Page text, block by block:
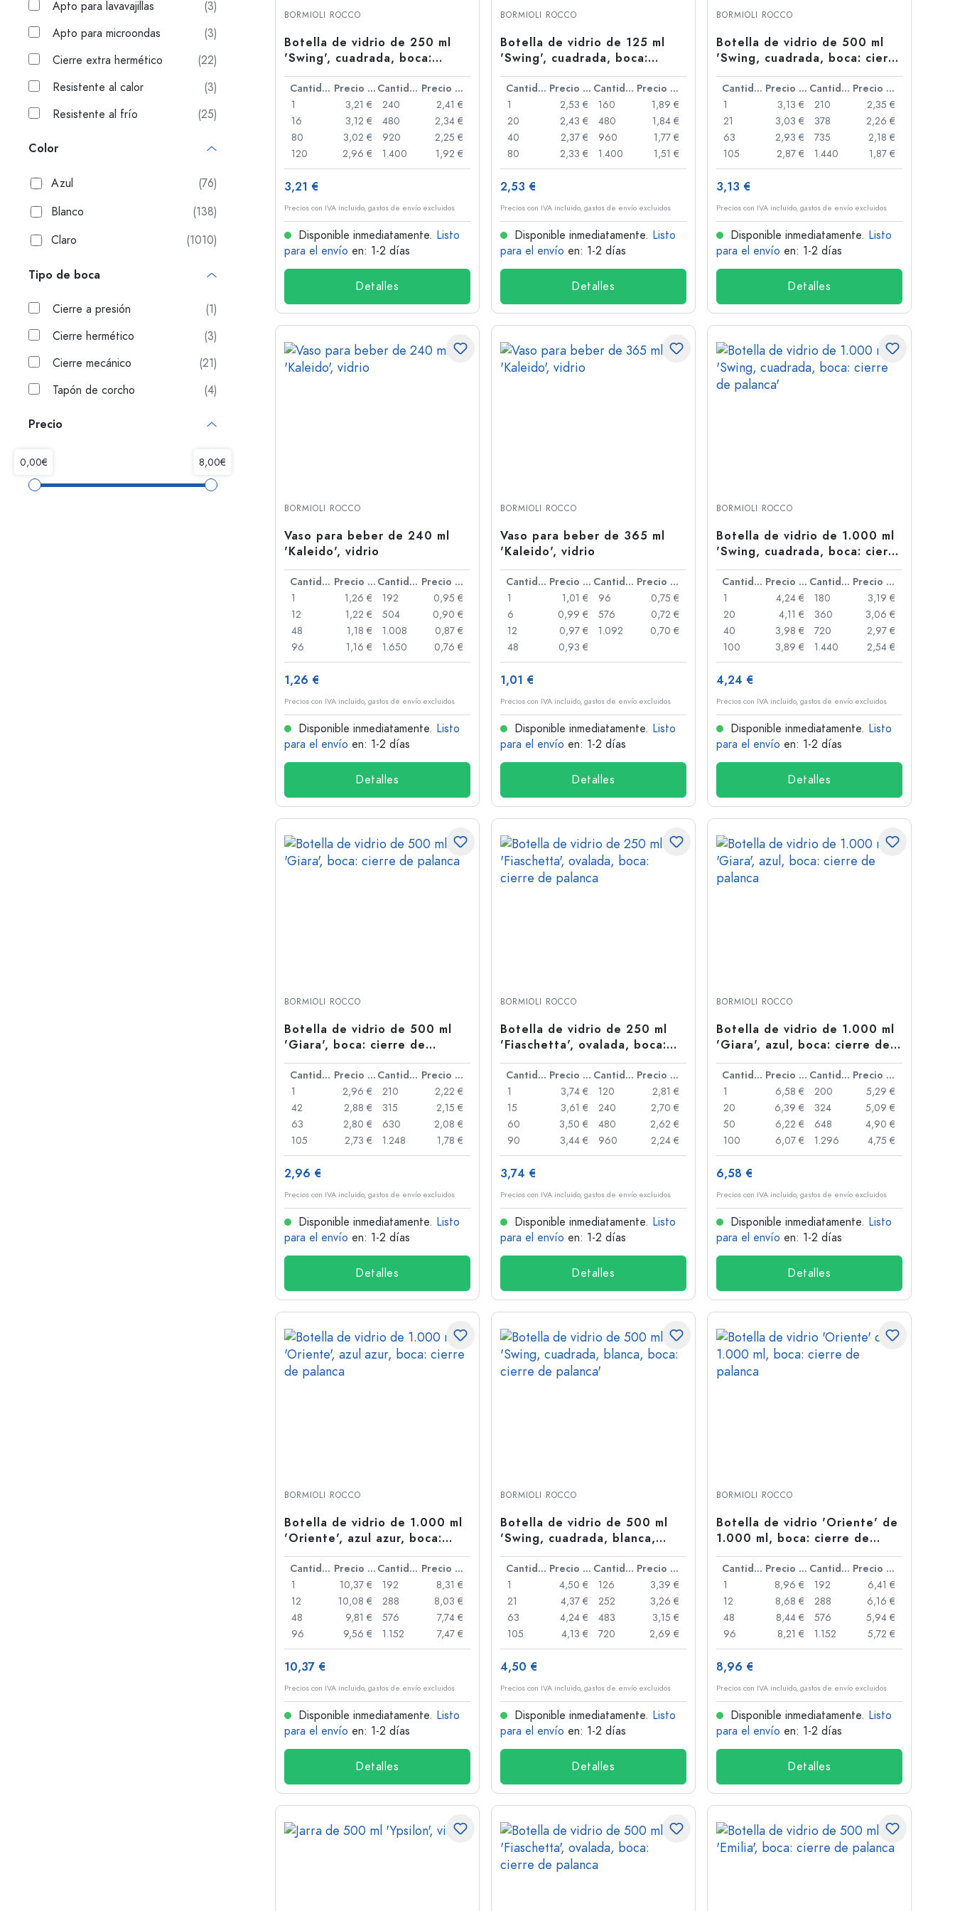
Botellas con asa
Botellas poligonales
Botellas de cuello ancho
Botellas según el material
Botellas de plástico
Botellas de gres
Botellas de aluminio
Apto para lavavajillas
(3)
Apto para microondas
(3)
Cierre extra hermético
(22)
Resistente al calor
(3)
Resistente al frío
(25)
Color
Azul
(76)
Blanco
(138)
Claro
(1010)
Tipo de boca
Cierre a presión
(1)
Cierre hermético
(3)
Cierre mecánico
(21)
Tapón de corcho
(4)
Precio
BORMIOLI ROCCO
Botella de vidrio de 250 ml
'Swing', cuadrada, boca:
cierre de palanca
Cantidad Precio por unidad Cantidad
Precio por unidad
1
3,21 €
16
3,12 €
80
3,02 €
120
2,96 €
240
2,41 €
480
2,34 €
920
2,25 €
1.400
1,92 €
3,21 €
Precios con IVA incluido, gastos de envío excluidos
Disponible inmediatamente. Listo
para el envío en: 1-2 días
Detalles
BORMIOLI ROCCO
Botella de vidrio de 125 ml
'Swing', cuadrada, boca:
cierre de palanca
Cantidad Precio por unidad Cantidad
Precio por unidad
1
2,53 €
20
2,43 €
40
2,37 €
80
2,33 €
160
1,89 €
480
1,84 €
960
1,77 €
1.400
1,51 €
2,53 €
Precios con IVA incluido, gastos de envío excluidos
Disponible inmediatamente. Listo
para el envío en: 1-2 días
Detalles
BORMIOLI ROCCO
Botella de vidrio de 500 ml
'Swing, cuadrada, boca: cierre
de palanca'
Cantidad Precio por unidad Cantidad
Precio por unidad
1
3,13 €
21
3,03 €
63
2,93 €
105
2,87 €
210
2,35 €
378
2,26 €
735
2,18 €
1.440
1,87 €
3,13 €
Precios con IVA incluido, gastos de envío excluidos
Disponible inmediatamente. Listo
para el envío en: 1-2 días
Detalles
BORMIOLI ROCCO
Vaso para beber de 240 ml
'Kaleido', vidrio
Cantidad Precio por unidad Cantidad
Precio por unidad
1
1,26 €
12
1,22 €
48
1,18 €
96
1,16 €
192
0,95 €
504
0,90 €
1.008
0,87 €
1.650
0,76 €
1,26 €
Precios con IVA incluido, gastos de envío excluidos
Disponible inmediatamente. Listo
para el envío en: 1-2 días
Detalles
BORMIOLI ROCCO
Vaso para beber de 365 ml
'Kaleido', vidrio
Cantidad Precio por unidad Cantidad
Precio por unidad
1
1,01 €
6
0,99 €
12
0,97 €
48
0,93 €
96
0,75 €
576
0,72 €
1.092
0,70 €
1,01 €
Precios con IVA incluido, gastos de envío excluidos
Disponible inmediatamente. Listo
para el envío en: 1-2 días
Detalles
BORMIOLI ROCCO
Botella de vidrio de 1.000 ml
'Swing, cuadrada, boca: cierre
de palanca'
Cantidad Precio por unidad Cantidad
Precio por unidad
1
4,24 €
20
4,11 €
40
3,98 €
100
3,89 €
180
3,19 €
360
3,06 €
720
2,97 €
1.440
2,54 €
4,24 €
Precios con IVA incluido, gastos de envío excluidos
Disponible inmediatamente. Listo
para el envío en: 1-2 días
Detalles
BORMIOLI ROCCO
Botella de vidrio de 500 ml
'Giara', boca: cierre de
palanca
Cantidad Precio por unidad Cantidad
Precio por unidad
1
2,96 €
42
2,88 €
63
2,80 €
105
2,73 €
210
2,22 €
315
2,15 €
630
2,08 €
1.248
1,78 €
2,96 €
Precios con IVA incluido, gastos de envío excluidos
Disponible inmediatamente. Listo
para el envío en: 1-2 días
Detalles
BORMIOLI ROCCO
Botella de vidrio de 250 ml
'Fiaschetta', ovalada, boca:
cierre de palanca
Cantidad Precio por unidad Cantidad
Precio por unidad
1
3,74 €
15
3,61 €
60
3,50 €
90
3,44 €
120
2,81 €
240
2,70 €
480
2,62 €
960
2,24 €
3,74 €
Precios con IVA incluido, gastos de envío excluidos
Disponible inmediatamente. Listo
para el envío en: 1-2 días
Detalles
BORMIOLI ROCCO
Botella de vidrio de 1.000 ml
'Giara', azul, boca: cierre de
palanca
Cantidad Precio por unidad Cantidad
Precio por unidad
1
6,58 €
20
6,39 €
50
6,22 €
100
6,07 €
200
5,29 €
324
5,09 €
648
4,90 €
1.296
4,75 €
6,58 €
Precios con IVA incluido, gastos de envío excluidos
Disponible inmediatamente. Listo
para el envío en: 1-2 días
Detalles
BORMIOLI ROCCO
Botella de vidrio de 1.000 ml
'Oriente', azul azur, boca:
cierre de palanca
Cantidad Precio por unidad Cantidad
Precio por unidad
1
10,37 €
12
10,08 €
48
9,81 €
96
9,56 €
192
8,31 €
288
8,03 €
576
7,74 €
1.152
7,47 €
10,37 €
Precios con IVA incluido, gastos de envío excluidos
Disponible inmediatamente. Listo
para el envío en: 1-2 días
Detalles
BORMIOLI ROCCO
Botella de vidrio de 500 ml
'Swing, cuadrada, blanca,
boca: cierre de palanca'
Cantidad Precio por unidad Cantidad
Precio por unidad
1
4,50 €
21
4,37 €
63
4,24 €
105
4,13 €
126
3,39 €
252
3,26 €
483
3,15 €
720
2,69 €
4,50 €
Precios con IVA incluido, gastos de envío excluidos
Disponible inmediatamente. Listo
para el envío en: 1-2 días
Detalles
BORMIOLI ROCCO
Botella de vidrio 'Oriente' de
1.000 ml, boca: cierre de
palanca
Cantidad Precio por unidad Cantidad
Precio por unidad
1
8,96 €
12
8,68 €
48
8,44 €
96
8,21 €
192
6,41 €
288
6,16 €
576
5,94 €
1.152
5,72 €
8,96 €
Precios con IVA incluido, gastos de envío excluidos
Disponible inmediatamente. Listo
para el envío en: 1-2 días
Detalles